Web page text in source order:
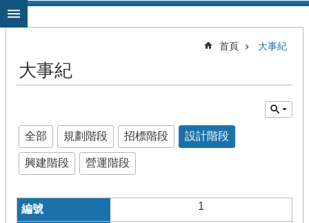
跳到主要內容區塊
首頁 大事紀
大事紀
全部 規劃階段 招標階段 設計階段
興建階段 營運階段
1